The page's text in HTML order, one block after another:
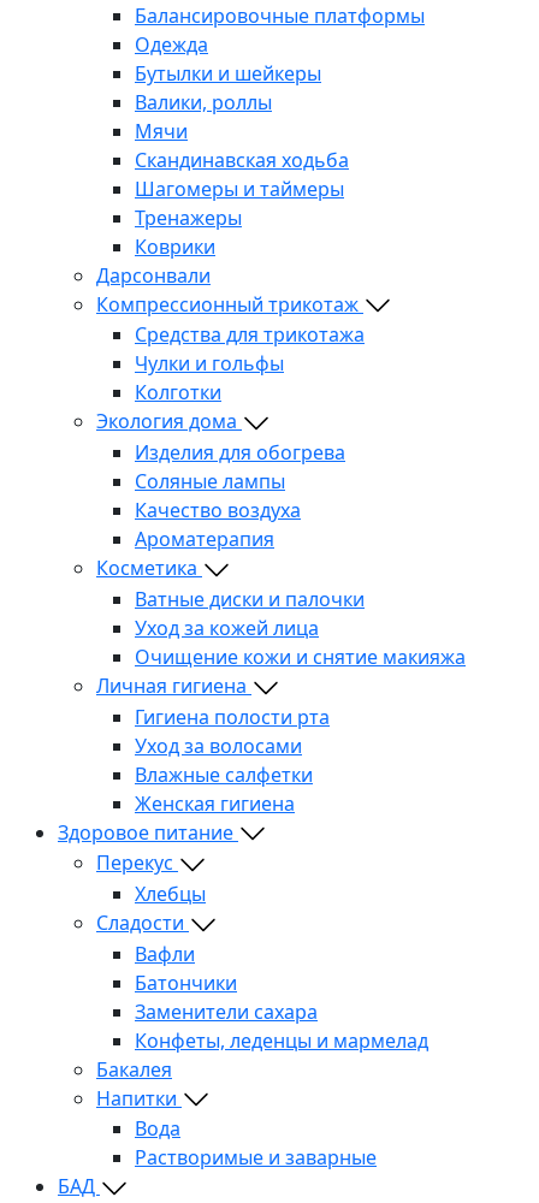
Балансировочные платформы
Одежда
Бутылки и шейкеры
Валики, роллы
Мячи
Скандинавская ходьба
Шагомеры и таймеры
Тренажеры
Коврики
Дарсонвали
Компрессионный трикотаж
Средства для трикотажа
Чулки и гольфы
Колготки
Экология дома
Изделия для обогрева
Соляные лампы
Качество воздуха
Ароматерапия
Косметика
Ватные диски и палочки
Уход за кожей лица
Очищение кожи и снятие макияжа
Личная гигиена
Гигиена полости рта
Уход за волосами
Влажные салфетки
Женская гигиена
Здоровое питание
Перекус
Хлебцы
Сладости
Вафли
Батончики
Заменители сахара
Конфеты, леденцы и мармелад
Бакалея
Напитки
Вода
Растворимые и заварные
БАД